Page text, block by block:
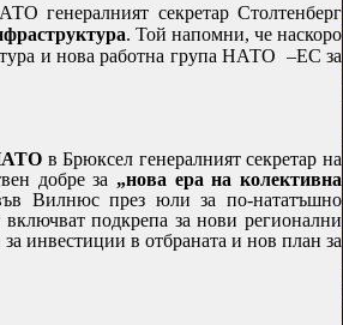
генералният секретар Столтенберг
. Той напомни, че наскоро
и нова работна група НАТО –ЕС за
в Брюксел генералният секретар на
добре за „нова ера на колективна
Вилнюс през юли за по-нататъшно
подкрепа за нови регионални
инвестиции в отбраната и нов план за